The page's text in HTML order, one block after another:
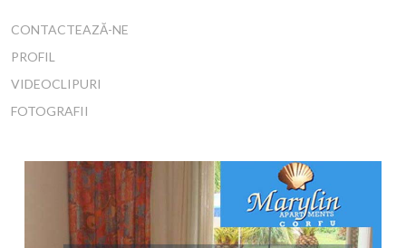
CONTACTEAZĂ-NE
PROFIL
VIDEOCLIPURI
FOTOGRAFII